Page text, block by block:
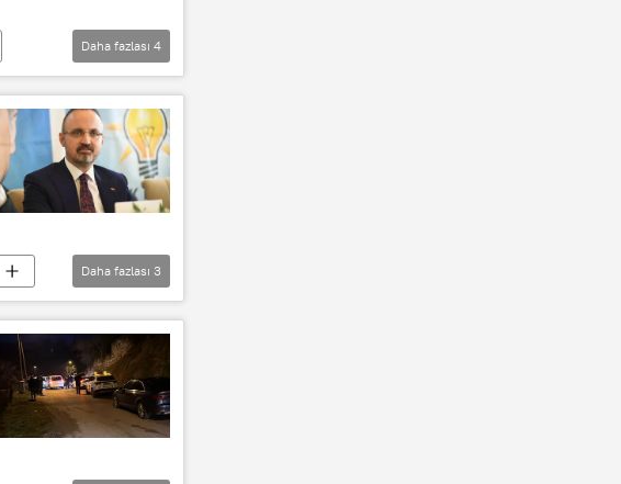
Daha fazlası 4
Daha fazlası 3